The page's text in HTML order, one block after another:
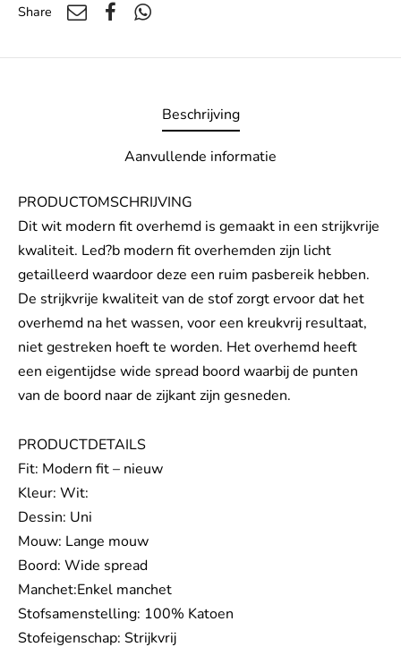
Share
Beschrijving
Aanvullende informatie
PRODUCTOMSCHRIJVING
Dit wit modern fit overhemd is gemaakt in een strijkvrije
kwaliteit. Led?b modern fit overhemden zijn licht
getailleerd waardoor deze een ruim pasbereik hebben.
De strijkvrije kwaliteit van de stof zorgt ervoor dat het
overhemd na het wassen, voor een kreukvrij resultaat,
niet gestreken hoeft te worden. Het overhemd heeft
een eigentijdse wide spread boord waarbij de punten
van de boord naar de zijkant zijn gesneden.
PRODUCTDETAILS
Fit: Modern fit – nieuw
Kleur: Wit:
Dessin: Uni
Mouw: Lange mouw
Boord: Wide spread
Manchet:Enkel manchet
Stofsamenstelling: 100% Katoen
Stofeigenschap: Strijkvrij